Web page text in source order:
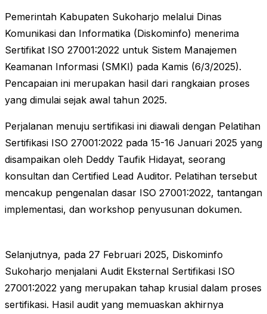
Pemerintah Kabupaten Sukoharjo melalui Dinas
Komunikasi dan Informatika (Diskominfo) menerima
Sertifikat ISO 27001:2022 untuk Sistem Manajemen
Keamanan Informasi (SMKI) pada Kamis (6/3/2025).
Pencapaian ini merupakan hasil dari rangkaian proses
yang dimulai sejak awal tahun 2025.
Perjalanan menuju sertifikasi ini diawali dengan Pelatihan
Sertifikasi ISO 27001:2022 pada 15-16 Januari 2025 yang
disampaikan oleh Deddy Taufik Hidayat, seorang
konsultan dan Certified Lead Auditor. Pelatihan tersebut
mencakup pengenalan dasar ISO 27001:2022, tantangan
implementasi, dan workshop penyusunan dokumen.
Selanjutnya, pada 27 Februari 2025, Diskominfo
Sukoharjo menjalani Audit Eksternal Sertifikasi ISO
27001:2022 yang merupakan tahap krusial dalam proses
sertifikasi. Hasil audit yang memuaskan akhirnya